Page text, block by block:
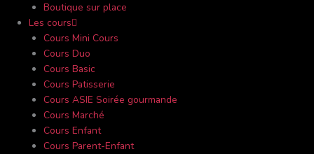
Boutique sur place
Les cours
Cours Mini Cours
Cours Duo
Cours Basic
Cours Patisserie
Cours ASIE Soirée gourmande
Cours Marché
Cours Enfant
Cours Parent-Enfant